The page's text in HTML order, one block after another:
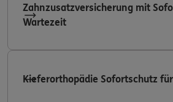
Zahnzusatzversicherung mit
Wartezeit
Kieferorthopädie Sofortschutz